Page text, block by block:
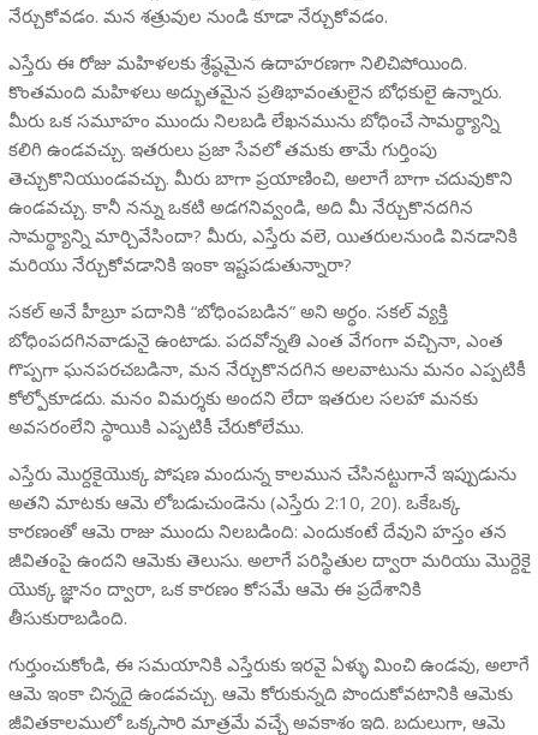
నేర్చుకోవడం. మన శత్రువుల నుండి కూడా నేర్చుకోవడం.
ఎస్తేరు ఈ రోజు మహిళలకు శ్రేష్ఠమైన ఉదాహరణగా నిలిచిపోయింది.
కొంతమంది మహిళలు అద్భుతమైన ప్రతిభావంతులైన బోధకులై ఉన్నారు.
మీరు ఒక సమూహం ముందు నిలబడి లేఖనమును బోధించే సామర్థ్యాన్ని
కలిగి ఉండవచ్చు. ఇతరులు ప్రజా సేవలో తమకు తామే గుర్తింపు
తెచ్చుకొనియుండవచ్చు. మీరు బాగా ప్రయాణించి, అలాగే బాగా చదువుకొని
ఉండవచ్చు. కానీ నన్ను ఒకటి అడగనివ్వండి, అది మీ నేర్చుకొనదగిన
సామర్థ్యాన్ని మార్చివేసిందా? మీరు, ఎస్తేరు వలె, యితరులనుండి వినడానికి
మరియు నేర్చుకోవడానికి ఇంకా ఇష్టపడుతున్నారా?
సకల్ అనే హీబ్రూ పదానికి “బోధింపబడిన” అని అర్ధం. సకల్ వ్యక్తి
బోధింపదగినవాడునై ఉంటాడు. పదవోన్నతి ఎంత వేగంగా వచ్చినా, ఎంత
గొప్పగా ఘనపరచబడినా, మన నేర్చుకొనదగిన అలవాటును మనం ఎప్పటికీ
కోల్పోకూడదు. మనం విమర్శకు అందని లేదా ఇతరుల సలహా మనకు
అవసరంలేని స్థాయికి ఎప్పటికీ చేరుకోలేము.
ఎస్తేరు మొర్దకైయొక్క పోషణ మందున్న కాలమున చేసినట్టుగానే ఇప్పుడును
అతని మాటకు ఆమె లోబడుచుండెను (ఎస్తేరు 2:10, 20). ఒకేఒక్క
కారణంతో ఆమె రాజు ముందు నిలబడింది: ఎందుకంటే దేవుని హస్తం తన
జీవితంపై ఉందని ఆమెకు తెలుసు. అలాగే పరిస్థితుల ద్వారా మరియు మొర్దెకై
యొక్క జ్ఞానం ద్వారా, ఒక కారణం కోసమే ఆమె ఈ ప్రదేశానికి
తీసుకురాబడింది.
గుర్తుంచుకోండి, ఈ సమయానికి ఎస్తేరుకు ఇరవై ఏళ్ళు మించి ఉండవు, అలాగే
ఆమె ఇంకా చిన్నదై ఉండవచ్చు. ఆమె కోరుకున్నది పొందుకోవటానికి ఆమెకు
జీవితకాలములో ఒక్కసారి మాత్రమే వచ్చే అవకాశం ఇది. బదులుగా, ఆమె